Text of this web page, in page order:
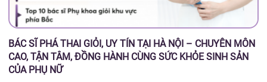
BÁC SĨ PHÁ THAI GIỎI, UY TÍN TẠI HÀ NỘI – CHUYÊN MÔN
CAO, TẬN TÂM, ĐỒNG HÀNH CÙNG SỨC KHỎE SINH SẢN
CỦA PHỤ NỮ